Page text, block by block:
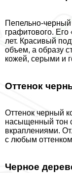
Пепельно-черный
графитового.
лет. Красивый
объем, а образу
кожей, серыми и
Оттенок
Оттенок черный
насыщенный тон
вкраплениями.
с любым
Черное